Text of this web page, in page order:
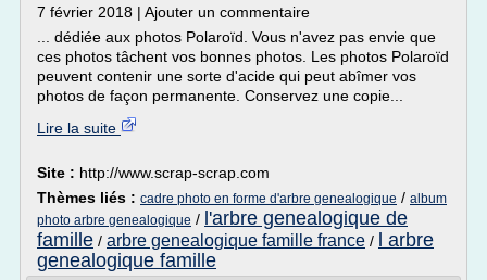
7 février 2018 | Ajouter un commentaire
... dédiée aux photos Polaroïd. Vous n'avez pas envie que
ces photos tâchent vos bonnes photos. Les photos Polaroïd
peuvent contenir une sorte d'acide qui peut abîmer vos
photos de façon permanente. Conservez une copie...
Lire la suite
Site : http://www.scrap-scrap.com
Thèmes liés : cadre photo en forme d'arbre genealogique / album
photo arbre genealogique / l'arbre genealogique de
famille / arbre genealogique famille france /
l arbre
genealogique famille